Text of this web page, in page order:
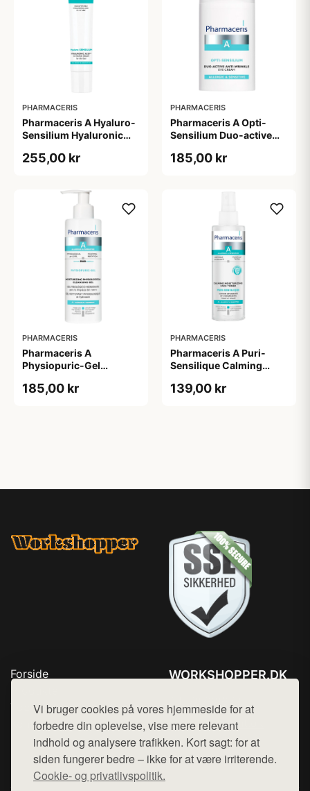
Vi bruger cookies på vores hjemmeside for at
forbedre din oplevelse, vise mere relevant
indhold og analysere trafikken. Kort sagt: for at
siden fungerer bedre – ikke for at være irriterende.
Cookie- og privatlivspolitik.
PHARMACERIS
Pharmaceris A Hyaluro-
Sensilium Hyaluronic
255,00 kr
PHARMACERIS
Pharmaceris A Opti-
Sensilium Duo-active
(15 ml)
185,00 kr
PHARMACERIS
Pharmaceris A
Physiopuric-Gel
Physiological Cleansing
185,00 kr
PHARMACERIS
Pharmaceris A Puri-
Sensilique Calming
(200 ml)
139,00 kr
Forside
Top Rabatter
Kontakt
WORKSHOPPER.DK
Mail: hej@want.dk
Cookie- og privatlivspolitik